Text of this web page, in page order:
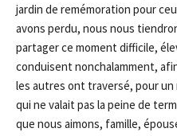
jardin de remémoration pour
avons perdu, nous nous
partager ce moment difficile,
conduisent nonchalamment,
les autres ont traversé, pour
qui ne valait pas la peine de
que nous aimons, famille,